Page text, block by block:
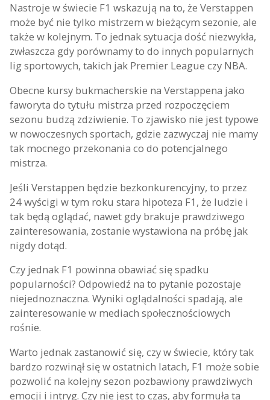
Nastroje w świecie F1 wskazują na to, że Verstappen
może być nie tylko mistrzem w bieżącym sezonie, ale
także w kolejnym. To jednak sytuacja dość niezwykła,
zwłaszcza gdy porównamy to do innych popularnych
lig sportowych, takich jak Premier League czy NBA.
Obecne kursy bukmacherskie na Verstappena jako
faworyta do tytułu mistrza przed rozpoczęciem
sezonu budzą zdziwienie. To zjawisko nie jest typowe
w nowoczesnych sportach, gdzie zazwyczaj nie mamy
tak mocnego przekonania co do potencjalnego
mistrza.
Jeśli Verstappen będzie bezkonkurencyjny, to przez
24 wyścigi w tym roku stara hipoteza F1, że ludzie i
tak będą oglądać, nawet gdy brakuje prawdziwego
zainteresowania, zostanie wystawiona na próbę jak
nigdy dotąd.
Czy jednak F1 powinna obawiać się spadku
popularności? Odpowiedź na to pytanie pozostaje
niejednoznaczna. Wyniki oglądalności spadają, ale
zainteresowanie w mediach społecznościowych
rośnie.
Warto jednak zastanowić się, czy w świecie, który tak
bardzo rozwinął się w ostatnich latach, F1 może sobie
pozwolić na kolejny sezon pozbawiony prawdziwych
emocji i intryg. Czy nie jest to czas, aby formuła ta